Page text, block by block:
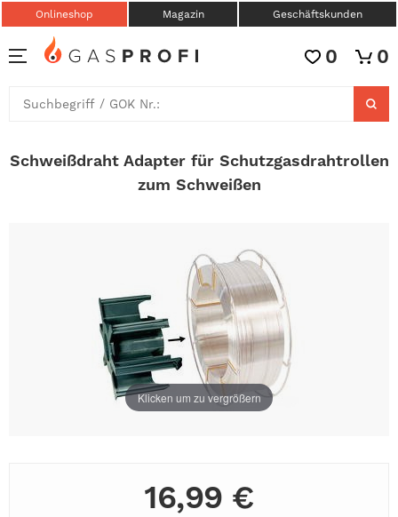
Onlineshop Magazin Geschäftskunden
0 0
Schweißdraht Adapter für Schutzgasdrahtrollen
zum Schweißen
Klicken um zu vergrößern
16,99 €